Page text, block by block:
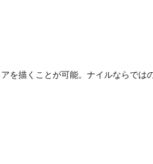
を描くことが可能。ナイルならでは